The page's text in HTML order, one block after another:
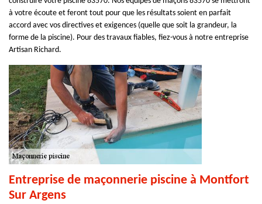
à votre écoute et feront tout pour que les résultats soient en parfait
accord avec vos directives et exigences (quelle que soit la grandeur, la
forme de la piscine). Pour des travaux fiables, fiez-vous à notre entreprise
Artisan Richard.
Entreprise de maçonnerie piscine à Montfort
Sur Argens